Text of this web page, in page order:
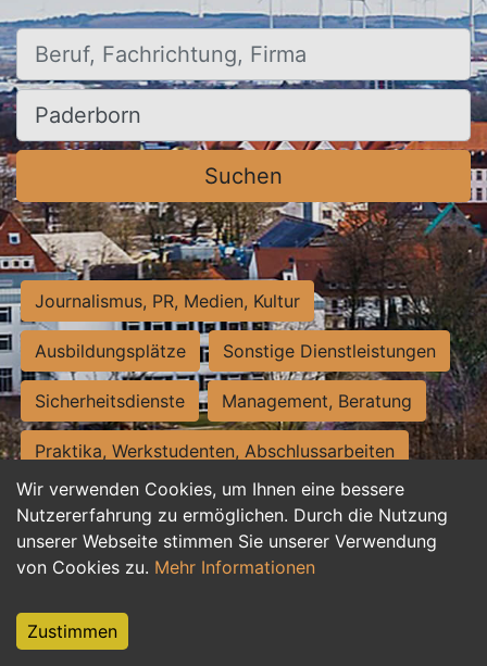
Wir verwenden Cookies, um Ihnen eine bessere
Nutzererfahrung zu ermöglichen. Durch die Nutzung
unserer Webseite stimmen Sie unserer Verwendung
von Cookies zu. Mehr Informationen
Zustimmen
Beruf, Fachrichtung, Firma
Ort, Stadt
Suchen
Journalismus, PR, Medien, Kultur
Ausbildungsplätze Sonstige Dienstleistungen
Sicherheitsdienste Management, Beratung
Praktika, Werkstudenten, Abschlussarbeiten
Personalwesen Assistenz, Sekretariat
Hilfskräfte, Aushilfs- und Nebenjobs
Weiterbildung, Studium, duale Ausbildung